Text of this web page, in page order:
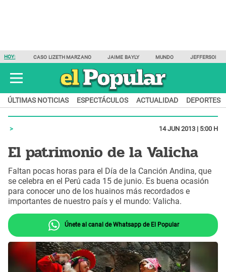
HOY: CASO LIZETH MARZANO JAIME BAYLY MUNDO JEFFERSON
ÚLTIMAS NOTICIAS ESPECTÁCULOS ACTUALIDAD DEPORTES
14 JUN 2013 | 5:00 H
El patrimonio de la Valicha
Faltan pocas horas para el Día de la Canción Andina, que
se celebra en el Perú cada 15 de junio. Es buena ocasión
para conocer uno de los huainos más recordados e
importantes de nuestro país y el mundo: Valicha.
Únete al canal de Whatsapp de El Popular